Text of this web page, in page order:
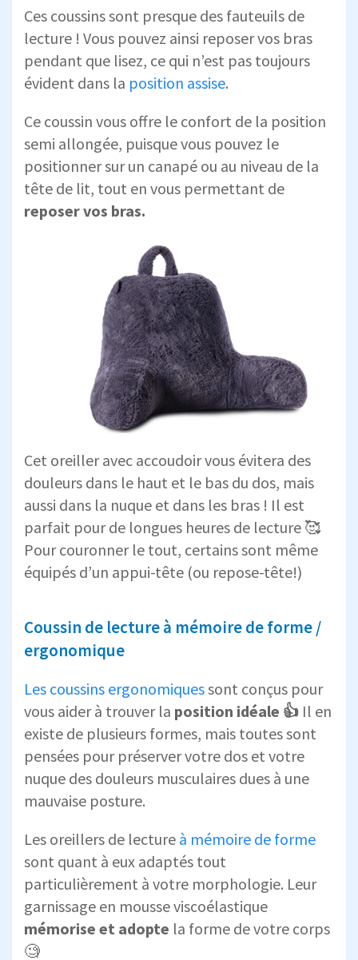
Ces coussins sont presque des fauteuils de
lecture ! Vous pouvez ainsi reposer vos bras
pendant que lisez, ce qui n’est pas toujours
évident dans la position assise.
Ce coussin vous offre le confort de la position
semi allongée, puisque vous pouvez le
positionner sur un canapé ou au niveau de la
tête de lit, tout en vous permettant de
reposer vos bras.
Cet oreiller avec accoudoir vous évitera des
douleurs dans le haut et le bas du dos, mais
aussi dans la nuque et dans les bras ! Il est
parfait pour de longues heures de lecture 🥰
Pour couronner le tout, certains sont même
équipés d’un appui-tête (ou repose-tête!)
Coussin de lecture à mémoire de forme /
ergonomique
Les coussins ergonomiquessont conçus pour
vous aider à trouver la position idéale 👍 Il en
existe de plusieurs formes, mais toutes sont
pensées pour préserver votre dos et votre
nuque des douleurs musculaires dues à une
mauvaise posture.
Les oreillers de lecture à mémoire de forme
sont quant à eux adaptés tout
particulièrement à votre morphologie. Leur
garnissage en mousse viscoélastique
mémorise et adopte la forme de votre corps
🧐